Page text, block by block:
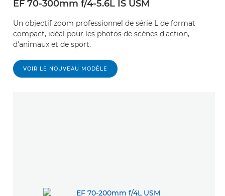
EF 70-300mm f/4-5.6L IS USM
Un objectif zoom professionnel de série L de format
compact, idéal pour les photos de scènes d'action,
d'animaux et de sport.
VOIR LE NOUVEAU MODÈLE